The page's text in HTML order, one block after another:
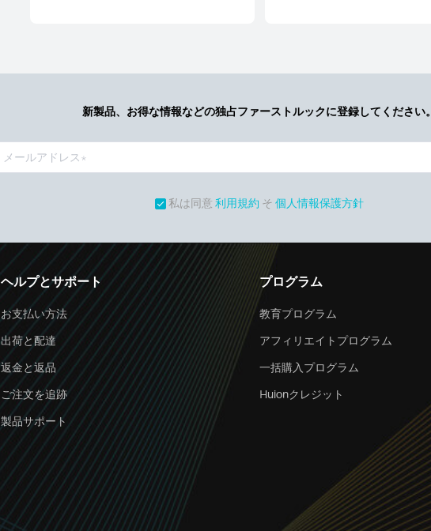
新製品、お得な情報などの独占ファーストルックに登録してください。
私は同意 利用規約 そ 個人情報保護方針
ヘルプとサポート
お支払い方法
出荷と配達
返金と返品
ご注文を追跡
製品サポート
プログラム
教育プログラム
アフィリエイトプログラム
一括購入プログラム
Huionクレジット